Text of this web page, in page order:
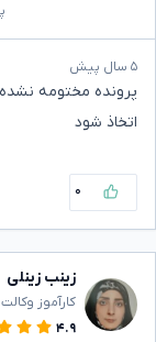
۵ سال پیش
پرونده مختومه
اتخاذ شود
۰
زینب زینلی
کارآموز
۴.۹